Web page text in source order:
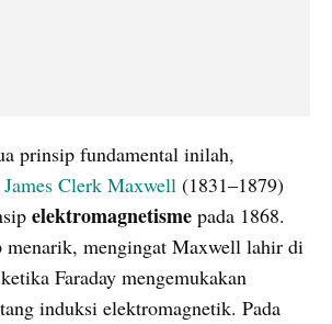
prinsip fundamental inilah,
James Clerk Maxwell (1831–1879)
elektromagnetisme pada 1868.
menarik, mengingat Maxwell lahir di
Faraday mengemukakan
induksi elektromagnetik. Pada